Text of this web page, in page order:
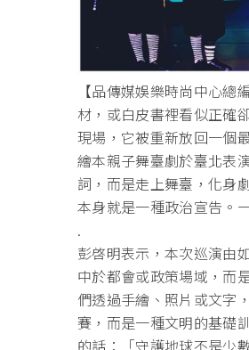
【品傳媒娛樂時尚中心總
材， 或白皮書裡看似正確
現場， 它被重新放回一個
繪本親子舞臺劇於臺北表
詞， 而是走上舞臺，化身
本身就是一種政治宣告。
.
彭啓明表示，本次巡演由
中於都會或政策場域， 而
們透過手繪、照片或文字，
賽， 而是一種文明的基礎
的話：「守護地球不是少